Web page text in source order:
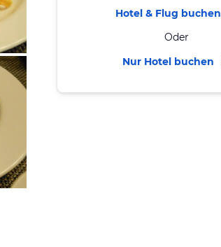
Hotel & Flug buchen
Oder
Nur Hotel buchen